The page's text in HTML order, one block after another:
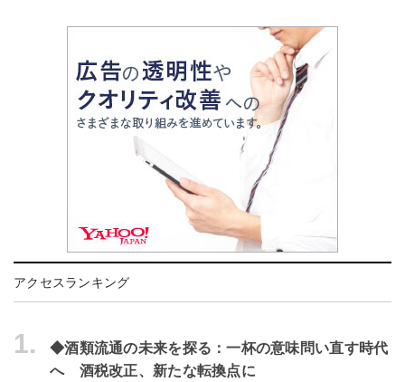
アクセスランキング
1.
◆酒類流通の未来を探る：一杯の意味問い直す時代
へ 酒税改正、新たな転換点に